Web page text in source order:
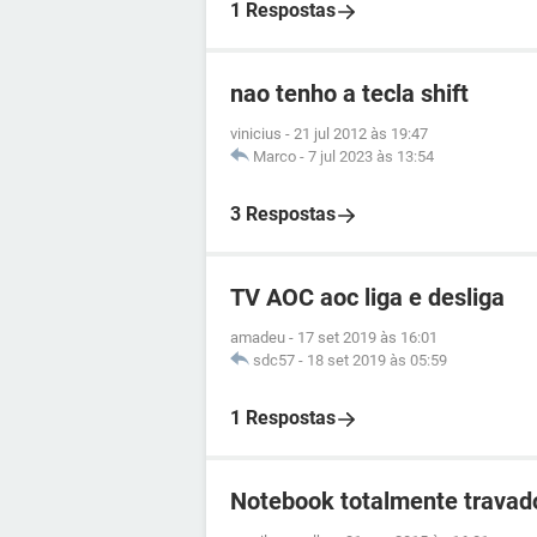
1 Respostas
nao tenho a tecla shift
vinicius - 21 jul 2012 às 19:47
Marco - 7 jul 2023 às 13:54
3 Respostas
TV AOC aoc liga e desliga
amadeu - 17 set 2019 às 16:01
sdc57 - 18 set 2019 às 05:59
1 Respostas
Notebook totalmente